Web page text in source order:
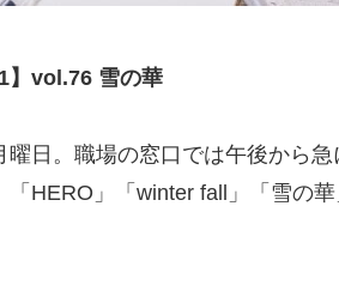
】vol.76 雪の華
曜日。職場の窓口では午後から
「HERO」「winter fall」「雪の